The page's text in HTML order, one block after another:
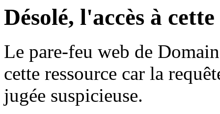
Désolé, l'accès à
Le pare-feu web de
cette ressource car la
jugée suspicieuse.